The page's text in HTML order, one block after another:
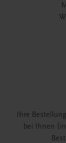
Ihre
bei Ihnen